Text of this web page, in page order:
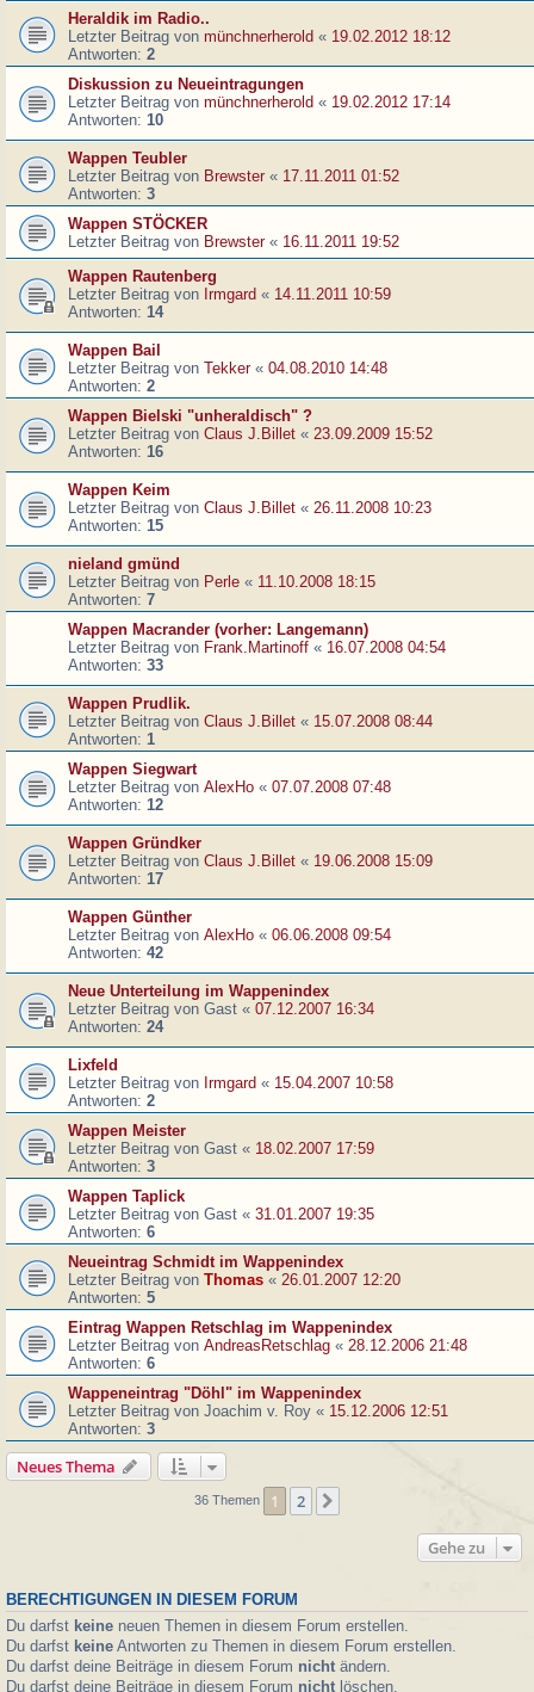
Heraldik im Radio..
Letzter Beitrag von münchnerherold « 19.02.2012 18:12
Antworten: 2
Diskussion zu Neueintragungen
Letzter Beitrag von münchnerherold « 19.02.2012 17:14
Antworten: 10
Wappen Teubler
Letzter Beitrag von Brewster « 17.11.2011 01:52
Antworten: 3
Wappen STÖCKER
Letzter Beitrag von Brewster« 16.11.2011 19:52
Wappen Rautenberg
Letzter Beitrag von Irmgard « 14.11.2011 10:59
Antworten: 14
Wappen Bail
Letzter Beitrag von Tekker« 04.08.2010 14:48
Antworten: 2
Wappen Bielski "unheraldisch" ?
Letzter Beitrag von Claus J.Billet « 23.09.2009 15:52
Antworten: 16
Wappen Keim
Letzter Beitrag von Claus J.Billet « 26.11.2008 10:23
Antworten: 15
nieland gmünd
Letzter Beitrag von Perle « 11.10.2008 18:15
Antworten: 7
Wappen Macrander (vorher: Langemann)
Letzter Beitrag von Frank.Martinoff « 16.07.2008 04:54
Antworten: 33
Wappen Prudlik.
Letzter Beitrag von Claus J.Billet « 15.07.2008 08:44
Antworten: 1
Wappen Siegwart
Letzter Beitrag von AlexHo « 07.07.2008 07:48
Antworten: 12
Wappen Gründker
Letzter Beitrag von Claus J.Billet « 19.06.2008 15:09
Antworten: 17
Wappen Günther
Letzter Beitrag von AlexHo « 06.06.2008 09:54
Antworten: 42
Neue Unterteilung im Wappenindex
Letzter Beitrag von Gast « 07.12.2007 16:34
Antworten: 24
Lixfeld
Letzter Beitrag von Irmgard « 15.04.2007 10:58
Antworten: 2
Wappen Meister
Letzter Beitrag von Gast « 18.02.2007 17:59
Antworten: 3
Wappen Taplick
Letzter Beitrag von Gast « 31.01.2007 19:35
Antworten: 6
Neueintrag Schmidt im Wappenindex
Letzter Beitrag von Thomas « 26.01.2007 12:20
Antworten: 5
Eintrag Wappen Retschlag im Wappenindex
Letzter Beitrag von AndreasRetschlag « 28.12.2006 21:48
Antworten: 6
Wappeneintrag "Döhl" im Wappenindex
Letzter Beitrag von Joachim v. Roy « 15.12.2006 12:51
Antworten: 3
Neues Thema
36 Themen 1 2
Gehe zu
BERECHTIGUNGEN IN DIESEM FORUM
Du darfst keine neuen Themen in diesem Forum erstellen.
Du darfst keine Antworten zu Themen in diesem Forum erstellen.
Du darfst deine Beiträge in diesem Forum nicht ändern.
Du darfst deine Beiträge in diesem Forum nicht löschen.